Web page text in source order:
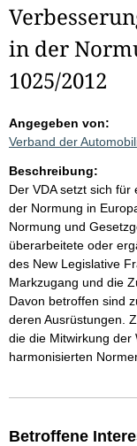
in der
1025/2012
Angegeben von:
Verband der
Beschreibung:
Der VDA setzt sich
der Normung in
Normung und
überarbeitete oder
des New Legislative
Markzugang und die
Davon betroffen sind
deren Ausrüstungen.
die die Mitwirkung der
harmonisierten
Betroffene